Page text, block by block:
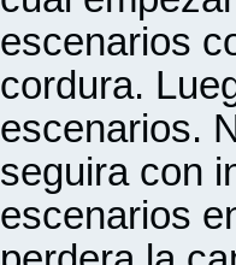
escenarios
cordura.
escenarios.
seguira con
escenarios